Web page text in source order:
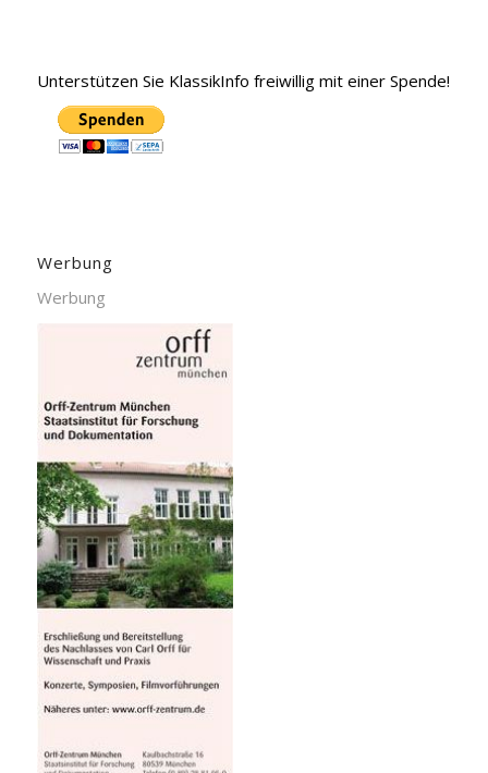
Unterstützen Sie KlassikInfo freiwillig mit einer Spende!
Werbung
Werbung